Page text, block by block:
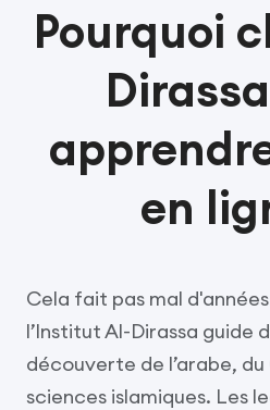
Pourquoi
en
Cela fait pas mal
l’Institut Al-Dirassa guide
découverte de l’arabe,
sciences islamiques. Les